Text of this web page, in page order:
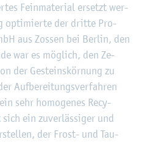
Fein­ma­te­ri­al er­setzt wer­
op­ti­mier­te der drit­te Pro­
aus Zos­sen bei Ber­lin, den
war es mög­lich, den Ze­
der Ge­steins­kör­nung zu
Auf­be­rei­tungs­ver­fah­ren
sehr ho­mo­ge­nes Re­cy­
ein zu­ver­läs­si­ger und
der Frost- und Tau­